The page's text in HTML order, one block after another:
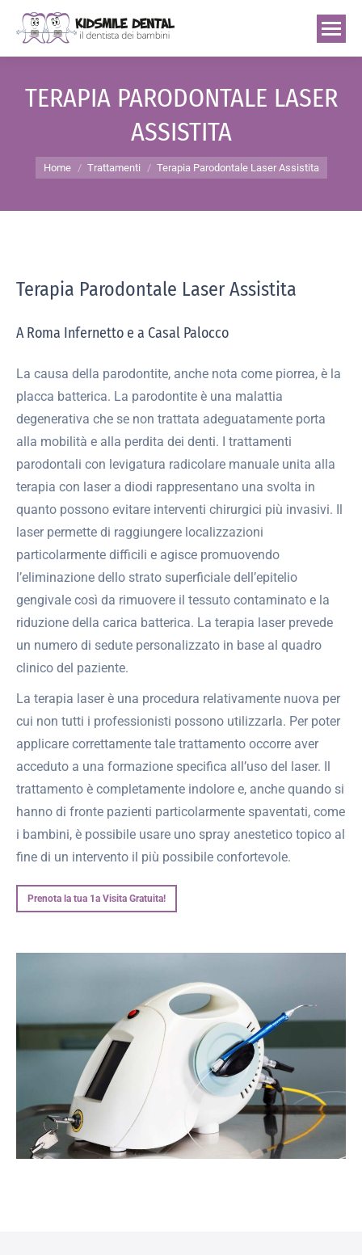
TERAPIA PARODONTALE LASER
ASSISTITA
Tu sei qui:
Home Trattamenti Terapia Parodontale Laser Assistita
Terapia Parodontale Laser Assistita
A Roma Infernetto e a Casal Palocco
La causa della parodontite, anche nota come piorrea, è la
placca batterica. La parodontite è una malattia
degenerativa che se non trattata adeguatamente porta
alla mobilità e alla perdita dei denti. I trattamenti
parodontali con levigatura radicolare manuale unita alla
terapia con laser a diodi rappresentano una svolta in
quanto possono evitare interventi chirurgici più invasivi. Il
laser permette di raggiungere localizzazioni
particolarmente difficili e agisce promuovendo
l’eliminazione dello strato superficiale dell’epitelio
gengivale così da rimuovere il tessuto contaminato e la
riduzione della carica batterica. La terapia laser prevede
un numero di sedute personalizzato in base al quadro
clinico del paziente.
La terapia laser è una procedura relativamente nuova per
cui non tutti i professionisti possono utilizzarla. Per poter
applicare correttamente tale trattamento occorre aver
acceduto a una formazione specifica all’uso del laser. Il
trattamento è completamente indolore e, anche quando si
hanno di fronte pazienti particolarmente spaventati, come
i bambini, è possibile usare uno spray anestetico topico al
fine di un intervento il più possibile confortevole.
Prenota la tua 1a Visita Gratuita!